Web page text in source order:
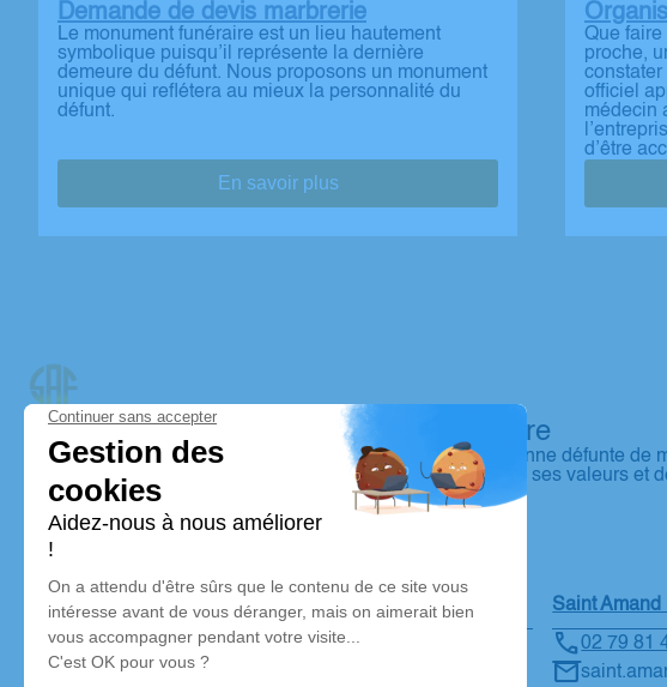
Demande de devis marbrerie
Le monument funéraire est un lieu hautement
symbolique puisqu’il représente la dernière
demeure du défunt. Nous proposons un monument
unique qui reflétera au mieux la personnalité du
défunt.
En savoir plus
Que faire
proche,
officiel
médecin
d’être
Pompes funèbres Saint Amand Funéraire
Nos équipes vous aident à honorer la mémoire de la personne défunte de
perpétuer son souvenir dans le respect de ses volontés, de ses valeurs et
dignité dans son dernier voyage.
Nos agences
Moulins Funéraire
04 15 53 02 20
saint.amand.funeraire@groupe-ph.fr
Saint Amand
02 79 81